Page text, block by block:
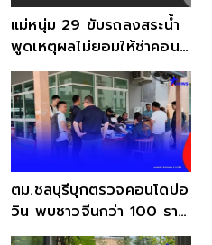
แม่หนุ่ม 29 ขับรถลงสระน้ำ
พูดเหตุผลไม่ยอมให้ช่าคอน
โด 2.7 หมื่น
ตม.ชลบุรีบุกตรวจคอนโดบ่อ
วิน พบชาวจีนกว่า 100 ราย
ฝ่าฝืนกฎหมาย